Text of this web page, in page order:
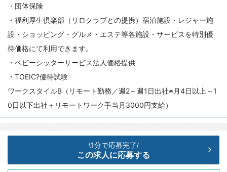
・団体保険
・福利厚生倶楽部（リロクラブとの提携）宿泊施設・レジャー施
設・ショッピング・グルメ・エステ等各施設・サービスを特別優
待価格にて利用できます。
・ベビーシッターサービス法人価格提供
・TOEIC?優待試験
ワークスタイルB（リモート勤務／週2～週1日出社※月4日以上～1
0日以下出社＋リモートワーク手当月3000円支給）
\1分で応募完了/
この求人に応募する